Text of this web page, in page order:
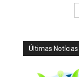
Últimas Notícias